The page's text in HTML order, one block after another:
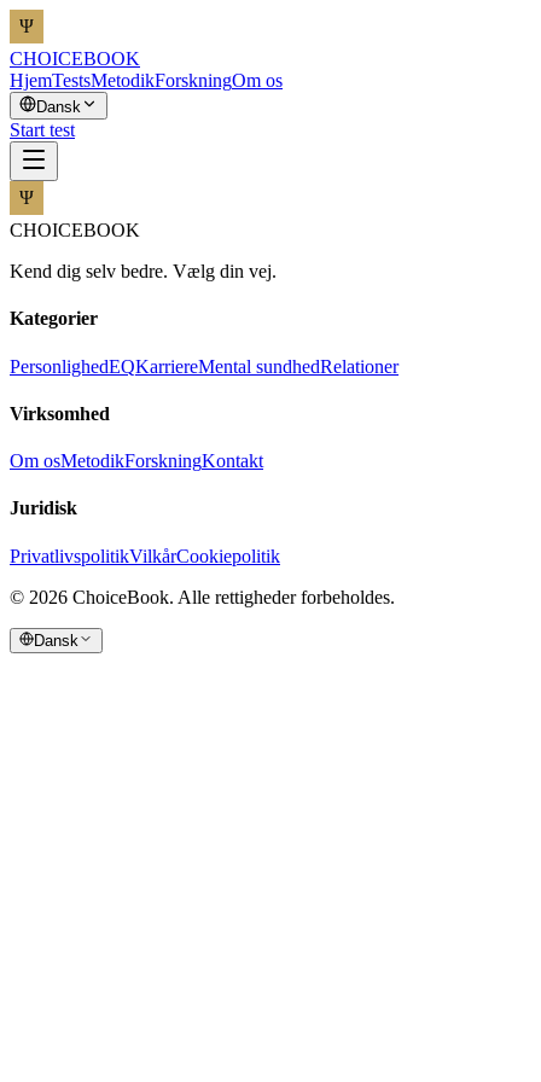
CHOICEBOOK
HjemTestsMetodikForskningOm os
Dansk
Start test
CHOICEBOOK
Kend dig selv bedre. Vælg din vej.
Kategorier
PersonlighedEQKarriereMental sundhedRelationer
Virksomhed
Om osMetodikForskningKontakt
Juridisk
PrivatlivspolitikVilkårCookiepolitik
© 2026 ChoiceBook. Alle rettigheder forbeholdes.
Dansk